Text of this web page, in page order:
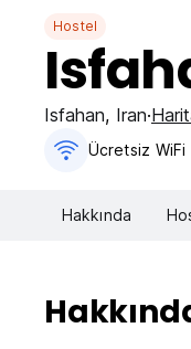
Hostel
Isfahan, Iran
Ücretsiz WiFi
Hakkında